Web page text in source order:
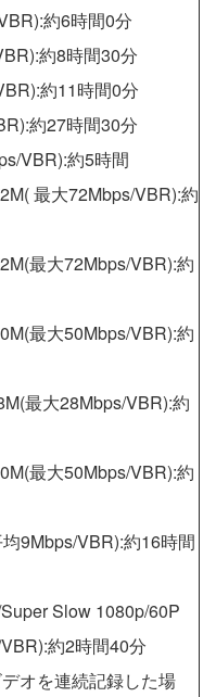
約6時間0分
約8時間30分
約11時間0分
約27時間30分
VBR):約5時間
最大72Mbps/VBR):約
最大72Mbps/VBR):約
最大50Mbps/VBR):約
最大28Mbps/VBR):約
最大50Mbps/VBR):約
9Mbps/VBR):約16時間
Slow 1080p/60P
約2時間40分
オを連続記録した場